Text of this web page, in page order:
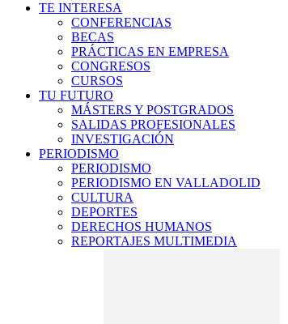
TE INTERESA
CONFERENCIAS
BECAS
PRÁCTICAS EN EMPRESA
CONGRESOS
CURSOS
TU FUTURO
MÁSTERS Y POSTGRADOS
SALIDAS PROFESIONALES
INVESTIGACIÓN
PERIODISMO
PERIODISMO
PERIODISMO EN VALLADOLID
CULTURA
DEPORTES
DERECHOS HUMANOS
REPORTAJES MULTIMEDIA